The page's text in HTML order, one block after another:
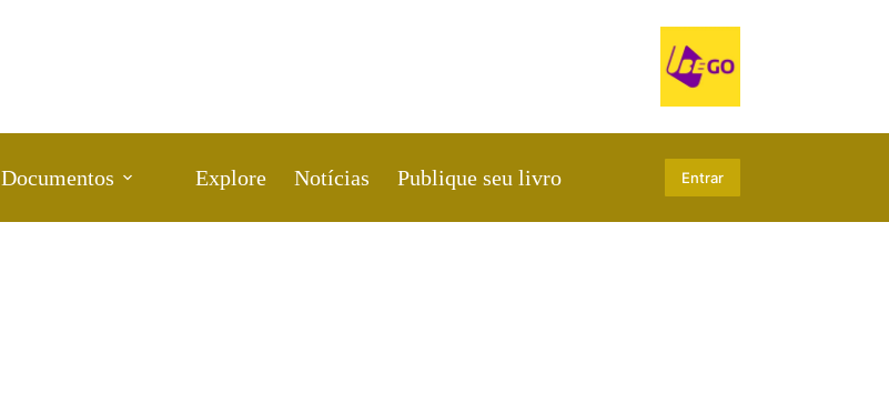
Documentos Explore Notícias Publique seu livro Entrar